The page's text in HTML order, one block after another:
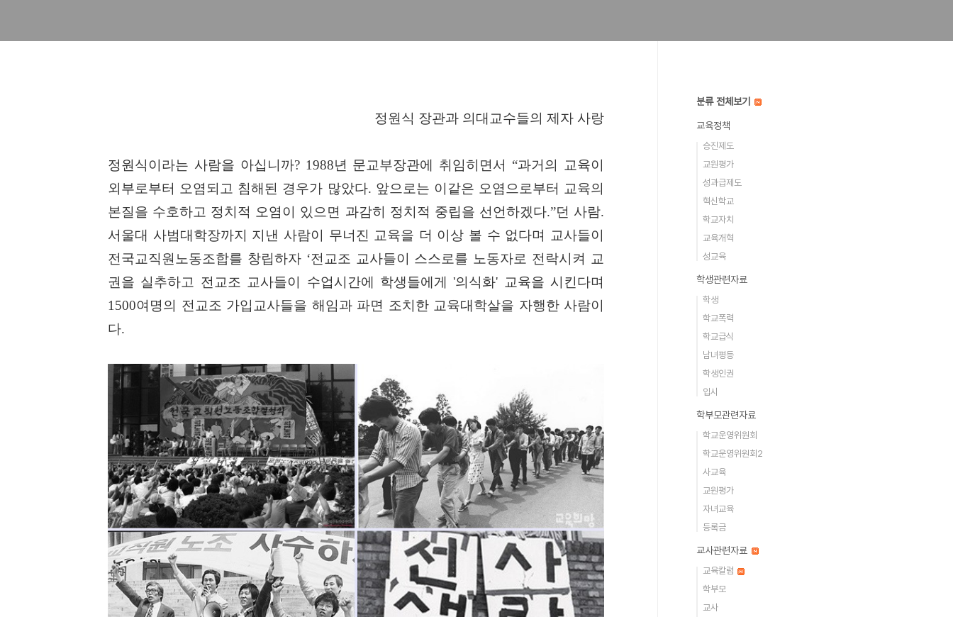
정원식 장관과 의대교수들의 제자 사랑
정원식이라는 사람을 아십니까? 1988년 문교부장관에 취임히면서 “과거의 교육이
외부로부터 오염되고 침해된 경우가 많았다. 앞으로는 이같은 오염으로부터 교육의
본질을 수호하고 정치적 오염이 있으면 과감히 정치적 중립을 선언하겠다.”던 사람.
서울대 사범대학장까지 지낸 사람이 무너진 교육을 더 이상 볼 수 없다며 교사들이
전국교직원노동조합를 창립하자 ‘전교조 교사들이 스스로를 노동자로 전락시켜 교
권을 실추하고 전교조 교사들이 수업시간에 학생들에게'의식화' 교육을 시킨다며
1500여명의 전교조 가입교사들을 해임과 파면 조치한 교육대학살을 자행한 사람이
다.
분류 전체보기
교육정책
승진제도
교원평가
성과급제도
혁신학교
학교자치
교육개혁
성교육
학생관련자료
학생
학교폭력
학교급식
남녀평등
학생인권
입시
학부모관련자료
학교운영위원회
학교운영위원회2
사교육
교원평가
자녀교육
등록금
교사관련자료
교육칼럼
학부모
교사